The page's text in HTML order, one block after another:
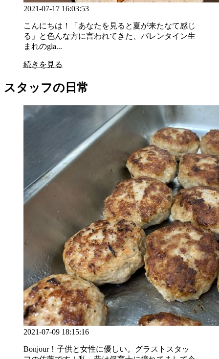
2021-07-17 16:03:53
こんにちは！「あなたを見ると夏が来たなて感じ
る」と色んな方に言われてきた、バレンタイン生
まれのgla...
続きを見る
スタッフの日常
2021-07-09 18:15:16
Bonjour！子供と女性に優しい。グラストスタッ